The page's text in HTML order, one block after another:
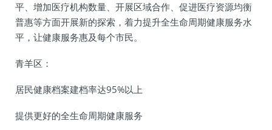
平、增加医疗机构数量、开展区域合作、促进医疗资源均衡
普惠等方面开展新的探索，着力提升全生命周期健康服务水
平，让健康服务惠及每个市民。
青羊区：
居民健康档案建档率达95%以上
提供更好的全生命周期健康服务